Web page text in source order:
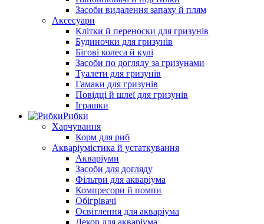
Засоби видалення запаху й плям
Аксесуари
Клітки й переноски для гризунів
Будиночки для гризунів
Бігові колеса й кулі
Засоби по догляду за гризунами
Туалети для гризунів
Гамаки для гризунів
Повідці й шлеї для гризунів
Іграшки
Рибки
Харчування
Корм для риб
Акваріумістика й устаткування
Акваріуми
Засоби для догляду
Фільтри для акваріума
Компресори й помпи
Обігрівачі
Освітлення для акваріума